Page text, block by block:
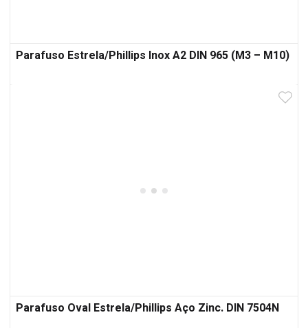
Parafuso Estrela/Phillips Inox A2 DIN 965 (M3 – M10)
Parafuso Oval Estrela/Phillips Aço Zinc. DIN 7504N